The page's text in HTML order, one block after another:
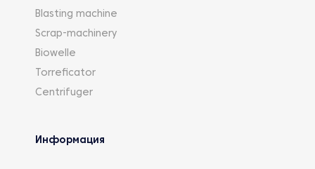
Blasting machine
Scrap-machinery
Biowelle
Torreficator
Centrifuger
Информация